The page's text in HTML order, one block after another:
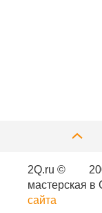
2Q.ru ©
мастерская в
сайта